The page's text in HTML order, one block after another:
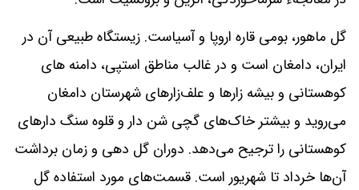
گل ماهور، بومی قاره اروپا و آسیاست. زیستگاه طبیعی آن در
ایران، دامغان است و در غالب مناطق استپی، دامنه های
کوهستانی و بیشه زارها و علف‌زارهای شهرستان دامغان
می‌روید و بیشتر خاک‌های گچی شن دار و قلوه سنگ دارهای
کوهستانی را ترجیح می‌دهد. دوران گل دهی و زمان برداشت
آن‌ها خرداد تا شهریور است. قسمت‌های مورد استفاده گل